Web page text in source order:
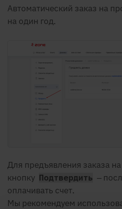
Автоматический заказ на
на один год.
Для предъявления заказа
кнопку Подтвердить –
оплачивать счет.
Мы рекомендуем